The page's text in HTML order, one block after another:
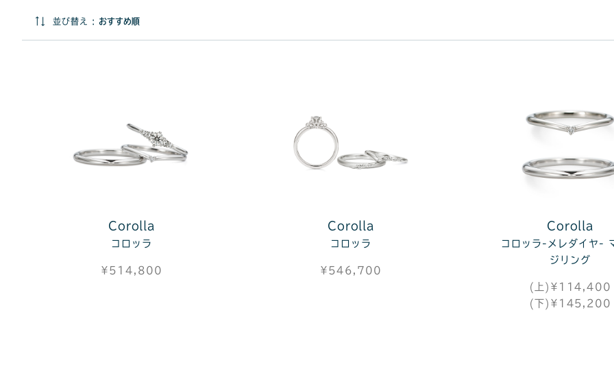
並び替え :
Corolla
コロッラ
¥514,800
Corolla
コロッラ
¥546,700
Corolla
コロッラ-メレダイヤ-
ジリング
(上)¥114,400
(下)¥145,200